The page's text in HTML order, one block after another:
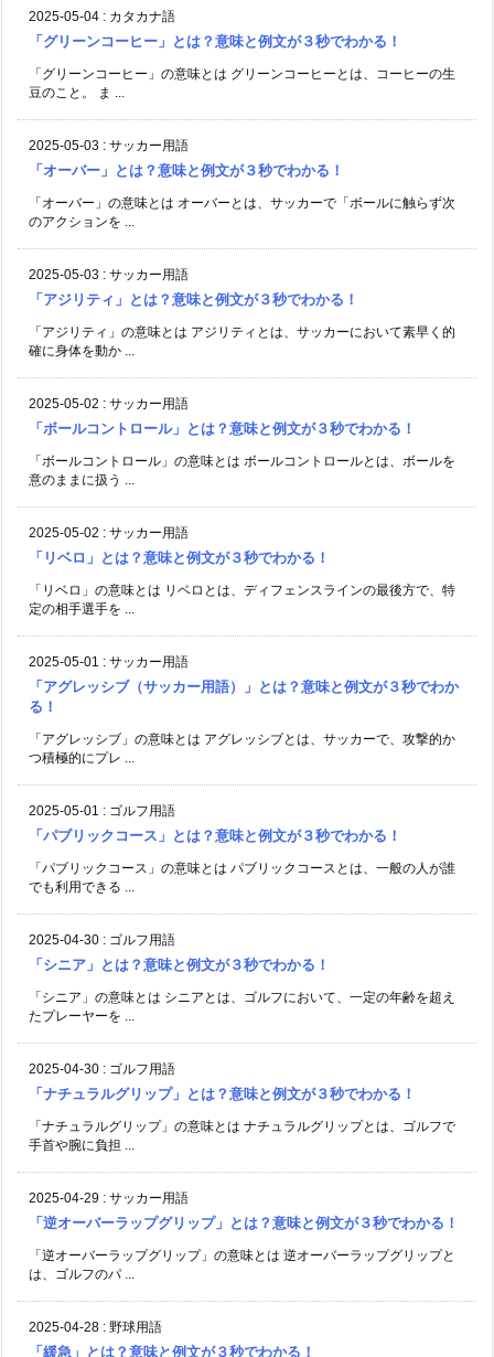
2025-05-04 : カタカナ語
「グリーンコーヒー」とは？意味と例文が３秒でわかる！
「グリーンコーヒー」の意味とは グリーンコーヒーとは、コーヒーの生
豆のこと。 ま ...
2025-05-03 : サッカー用語
「オーバー」とは？意味と例文が３秒でわかる！
「オーバー」の意味とは オーバーとは、サッカーで「ボールに触らず次
のアクションを ...
2025-05-03 : サッカー用語
「アジリティ」とは？意味と例文が３秒でわかる！
「アジリティ」の意味とは アジリティとは、サッカーにおいて素早く的
確に身体を動か ...
2025-05-02 : サッカー用語
「ボールコントロール」とは？意味と例文が３秒でわかる！
「ボールコントロール」の意味とは ボールコントロールとは、ボールを
意のままに扱う ...
2025-05-02 : サッカー用語
「リベロ」とは？意味と例文が３秒でわかる！
「リベロ」の意味とは リベロとは、ディフェンスラインの最後方で、特
定の相手選手を ...
2025-05-01 : サッカー用語
「アグレッシブ（サッカー用語）」とは？意味と例文が３秒でわか
る！
「アグレッシブ」の意味とは アグレッシブとは、サッカーで、攻撃的か
つ積極的にプレ ...
2025-05-01 : ゴルフ用語
「パブリックコース」とは？意味と例文が３秒でわかる！
「パブリックコース」の意味とは パブリックコースとは、一般の人が誰
でも利用できる ...
2025-04-30 : ゴルフ用語
「シニア」とは？意味と例文が３秒でわかる！
「シニア」の意味とは シニアとは、ゴルフにおいて、一定の年齢を超え
たプレーヤーを ...
2025-04-30 : ゴルフ用語
「ナチュラルグリップ」とは？意味と例文が３秒でわかる！
「ナチュラルグリップ」の意味とは ナチュラルグリップとは、ゴルフで
手首や腕に負担 ...
2025-04-29 : サッカー用語
「逆オーバーラップグリップ」とは？意味と例文が３秒でわかる！
「逆オーバーラップグリップ」の意味とは 逆オーバーラップグリップと
は、ゴルフのパ ...
2025-04-28 : 野球用語
「緩急」とは？意味と例文が３秒でわかる！